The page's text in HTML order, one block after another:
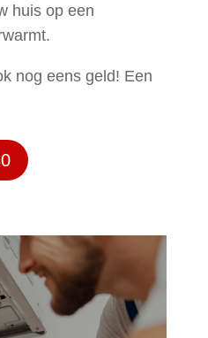
huis op een
nog eens geld! Een